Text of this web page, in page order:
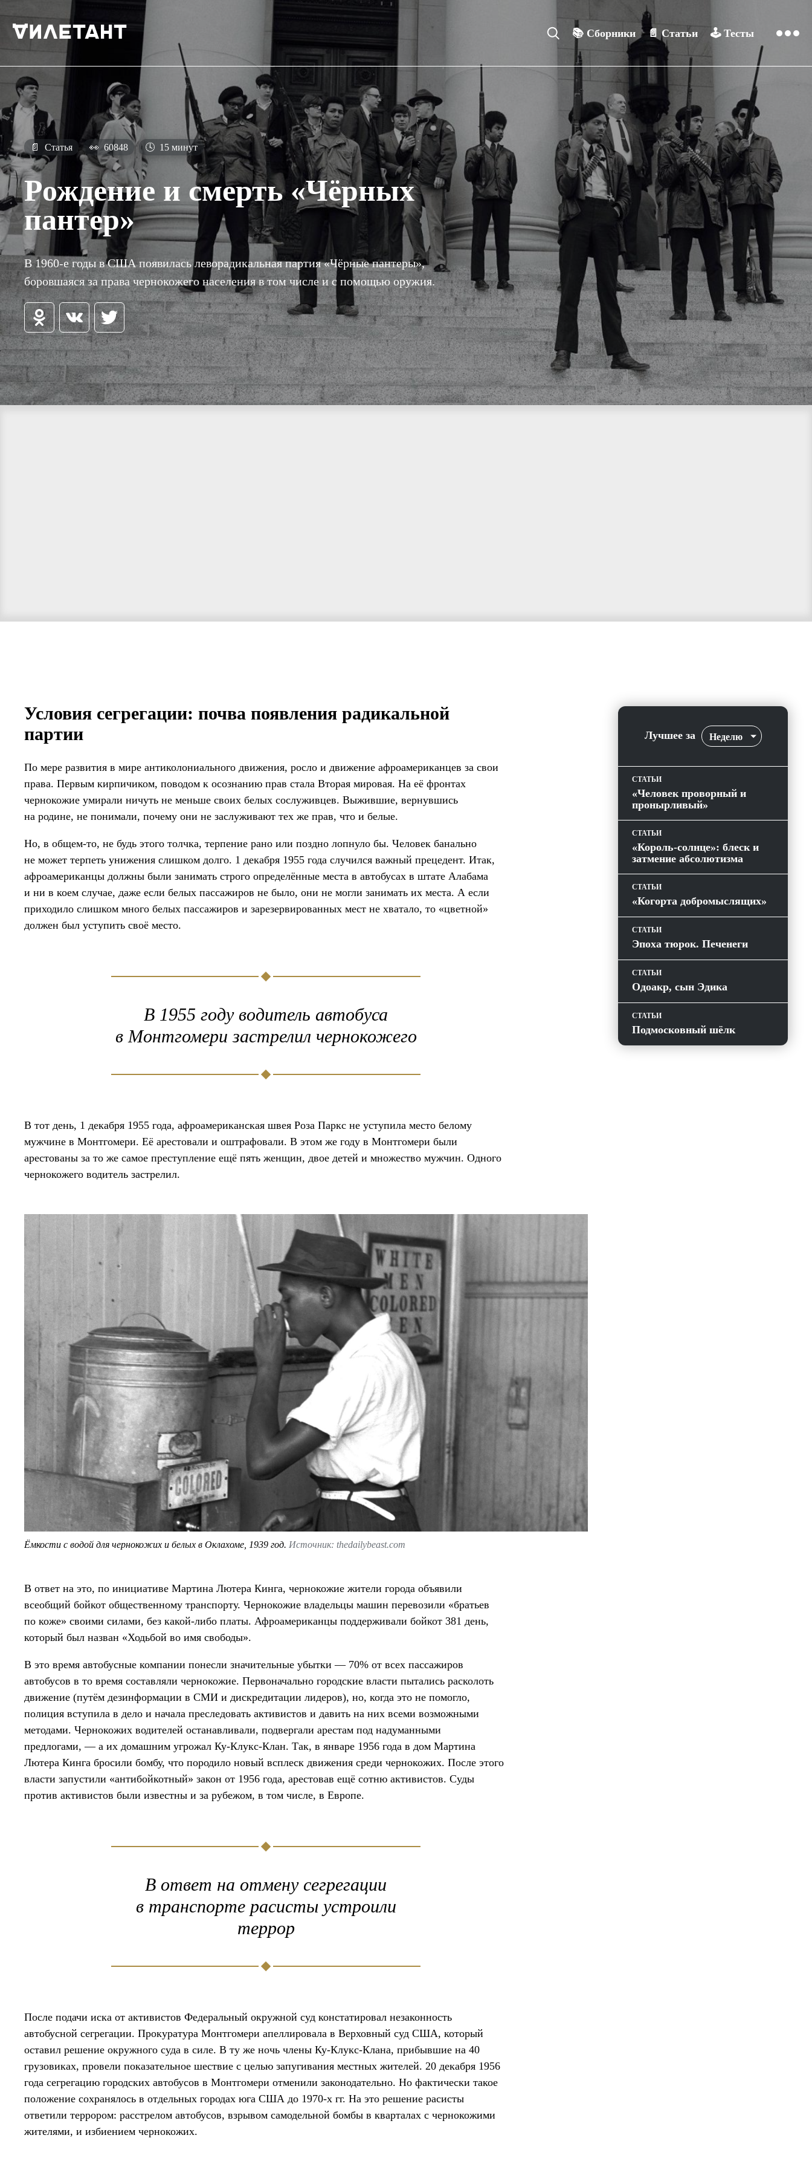
📚 Сборники 📄Статьи 🕹️ Тесты
📄 Статья 👀 60848 🕓 15 минут
Рождение и смерть «Чёрных
пантер»
В 1960-е годы в США появилась леворадикальная партия «Чёрные пантеры»,
боровшаяся за права чернокожего населения в том числе и с помощью оружия.
Условия сегрегации: почва появления радикальной
партии
По мере развития в мире антиколониального движения, росло и движение афроамериканцев за свои
права. Первым кирпичиком, поводом к осознанию прав стала Вторая мировая. На её фронтах
чернокожие умирали ничуть не меньше своих белых сослуживцев. Выжившие, вернувшись
на родине, не понимали, почему они не заслуживают тех же прав, что и белые.
Но, в общем-то, не будь этого толчка, терпение рано или поздно лопнуло бы. Человек банально
не может терпеть унижения слишком долго. 1 декабря 1955 года случился важный прецедент. Итак,
афроамериканцы должны были занимать строго определённые места в автобусах в штате Алабама
и ни в коем случае, даже если белых пассажиров не было, они не могли занимать их места. А если
приходило слишком много белых пассажиров и зарезервированных мест не хватало, то «цветной»
должен был уступить своё место.
В 1955 году водитель автобуса
в Монтгомери застрелил чернокожего
В тот день, 1 декабря 1955 года, афроамериканская швея Роза Паркс не уступила место белому
мужчине в Монтгомери. Её арестовали и оштрафовали. В этом же году в Монтгомери были
арестованы за то же самое преступление ещё пять женщин, двое детей и множество мужчин. Одного
чернокожего водитель застрелил.
Ёмкости с водой для чернокожих и белых в Оклахоме, 1939 год. Источник: thedailybeast.com
В ответ на это, по инициативе Мартина Лютера Кинга, чернокожие жители города объявили
всеобщий бойкот общественному транспорту. Чернокожие владельцы машин перевозили «братьев
по коже» своими силами, без какой-либо платы. Афроамериканцы поддерживали бойкот 381 день,
который был назван «Ходьбой во имя свободы».
В это время автобусные компании понесли значительные убытки — 70% от всех пассажиров
автобусов в то время составляли чернокожие. Первоначально городские власти пытались расколоть
движение (путём дезинформации в СМИ и дискредитации лидеров), но, когда это не помогло,
полиция вступила в дело и начала преследовать активистов и давить на них всеми возможными
методами. Чернокожих водителей останавливали, подвергали арестам под надуманными
предлогами, — а их домашним угрожал Ку-Клукс-Клан. Так, в январе 1956 года в дом Мартина
Лютера Кинга бросили бомбу, что породило новый всплеск движения среди чернокожих. После этого
власти запустили «антибойкотный» закон от 1956 года, арестовав ещё сотню активистов. Суды
против активистов были известны и за рубежом, в том числе, в Европе.
В ответ на отмену сегрегации
в транспорте расисты устроили
террор
После подачи иска от активистов Федеральный окружной суд констатировал незаконность
автобусной сегрегации. Прокуратура Монтгомери апеллировала в Верховный суд США, который
оставил решение окружного суда в силе. В ту же ночь члены Ку-Клукс-Клана, прибывшие на 40
грузовиках, провели показательное шествие с целью запугивания местных жителей. 20 декабря 1956
года сегрегацию городских автобусов в Монтгомери отменили законодательно. Но фактически такое
положение сохранялось в отдельных городах юга США до 1970-х гг. На это решение расисты
ответили террором: расстрелом автобусов, взрывом самодельной бомбы в кварталах с чернокожими
жителями, и избиением чернокожих.
Лучшее за Неделю
СТАТЬИ
«Человек проворный и
пронырливый»
СТАТЬИ
«Король-солнце»: блеск и
затмение абсолютизма
СТАТЬИ
«Когорта добромыслящих»
СТАТЬИ
Эпоха тюрок. Печенеги
СТАТЬИ
Одоакр, сын Эдика
СТАТЬИ
Подмосковный шёлк